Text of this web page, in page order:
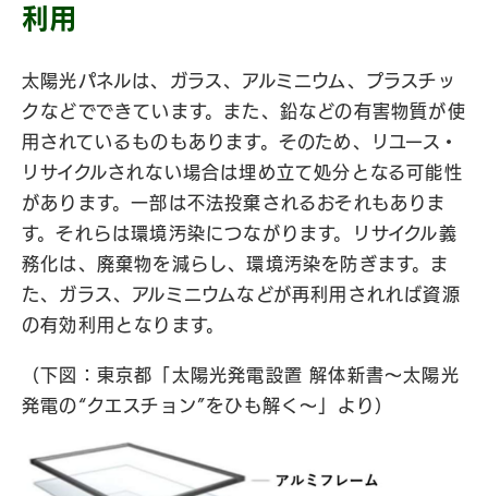
利用
太陽光パネルは、ガラス、アルミニウム、プラスチッ
クなどでできています。また、鉛などの有害物質が使
用されているものもあります。そのため、リユース・
リサイクルされない場合は埋め立て処分となる可能性
があります。一部は不法投棄されるおそれもありま
す。それらは環境汚染につながります。リサイクル義
務化は、廃棄物を減らし、環境汚染を防ぎます。ま
た、ガラス、アルミニウムなどが再利用されれば資源
の有効利用となります。
（下図：東京都「太陽光発電設置 解体新書～太陽光
発電の“クエスチョン”をひも解く〜」より）